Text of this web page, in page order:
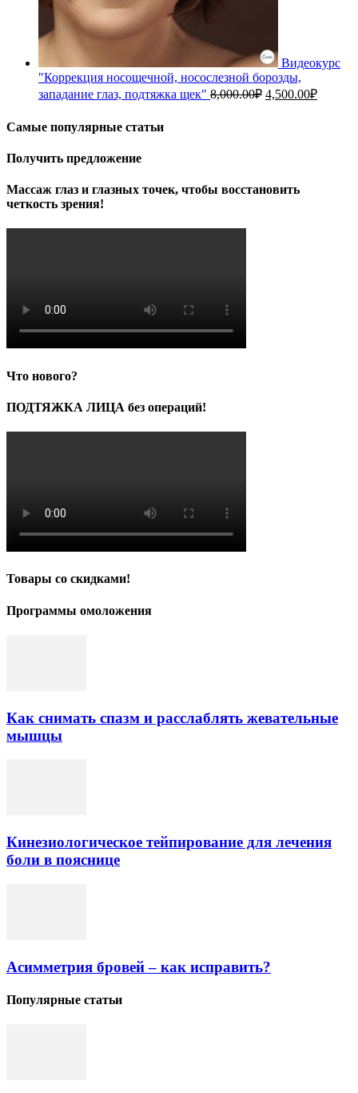
Видеокурс
"Коррекция носощечной, носослезной борозды,
западание глаз, подтяжка щек" 8,000.00₽ Первоначальная
4,500.00₽
Самые популярные статьи
Получить предложение
Массаж глаз и глазных точек, чтобы восстановить
четкость зрения!
Что нового?
ПОДТЯЖКА ЛИЦА без операций!
Товары со скидками!
Программы омоложения
Как снимать спазм и расслаблять жевательные
мышцы
Кинезиологическое тейпирование для лечения
боли в пояснице
Асимметрия бровей – как исправить?
Популярные статьи